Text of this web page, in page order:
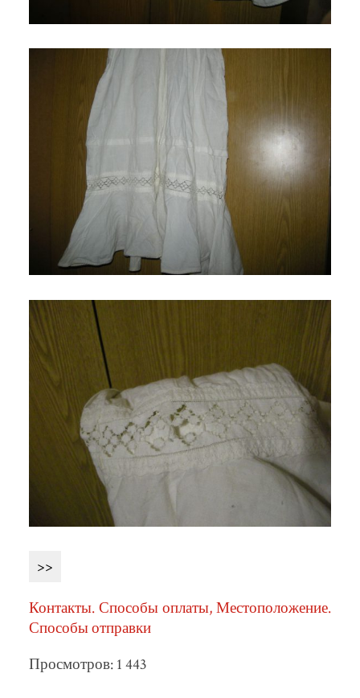
>>
Контакты. Способы оплаты, Местоположение.
Способы отправки
Просмотров: 1 443